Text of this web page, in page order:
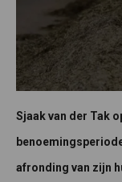
Sjaak van der Tak
afronding van zijn